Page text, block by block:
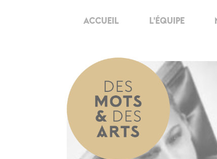
ACCUEIL L'ÉQUIPE